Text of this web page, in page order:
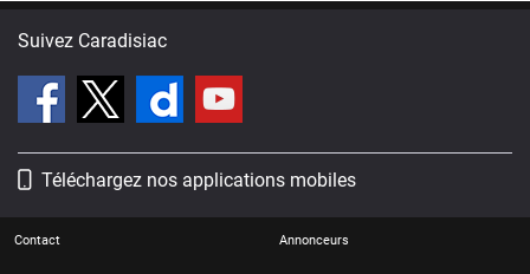
Suivez Caradisiac
Téléchargez nos applications mobiles
Contact Annonceurs